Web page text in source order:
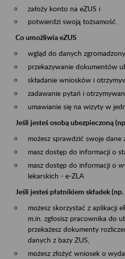
założy konto na eZUS i
potwierdzi swoją tożsamość.
Co umożliwia eZUS
wgląd do danych
przekazywanie dokumentów
składanie wniosków i
zadawanie pytań i
umawianie się na wizyty w
Jeśli jesteś osobą ubezpieczoną
możesz sprawdzić swoje
masz dostęp do informacji o
masz dostęp do informacji o
lekarskich - e-ZLA
Jeśli jesteś płatnikiem składek
możesz skorzystać z aplikacji
m.in. zgłosisz pracownika do
przekażesz dokumenty
danych z bazy ZUS,
możesz złożyć wniosek o